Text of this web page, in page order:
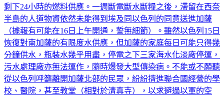
剩下24小時的燃料供應。一週斷電斷水斷糧之後，滯留在西奈
半島的人道物資依然未能得到埃及同以色列的同意送進加薩
（據報有可能在16日上午開通，誓無細節）。雖然以色列15日
恢復對南加薩的有限度水供應，但加薩的家庭每日可能只得幾
分鐘供水，瓶裝水幾乎用盡，停電之下三家海水化淡廠停運，
污水處理廠亦無法運作，隨時爆發大型傳染病。不能或不願聽
從以色列呼籲離開加薩北部的民眾，紛紛擠進聯合國經營的學
校、醫院，甚至教堂（相對於清真寺），以求避過以軍的空